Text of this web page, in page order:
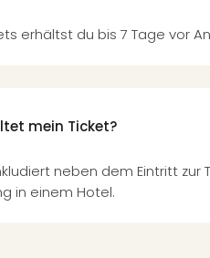
erhältst du bis 7 Tage vor
mein Ticket?
neben dem Eintritt zur
in einem Hotel.